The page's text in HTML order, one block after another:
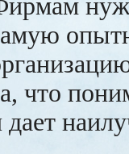
что
дает